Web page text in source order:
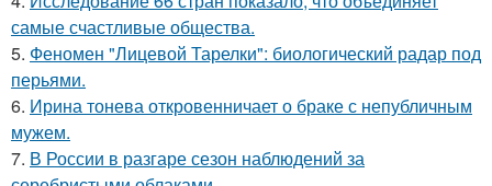
самые счастливые общества.
5. Феномен "Лицевой Тарелки": биологический радар под
перьями.
6. Ирина тонева откровенничает о браке с непубличным
мужем.
7. В России в разгаре сезон наблюдений за